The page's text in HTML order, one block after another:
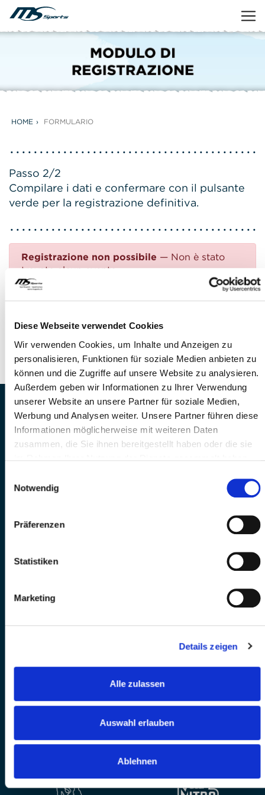
Diese Webseite verwendet Cookies
Wir verwenden Cookies, um Inhalte und Anzeigen zu
personalisieren, Funktionen für soziale Medien anbieten zu
können und die Zugriffe auf unsere Website zu analysieren.
Außerdem geben wir Informationen zu Ihrer Verwendung
unserer Website an unsere Partner für soziale Medien,
Werbung und Analysen weiter. Unsere Partner führen diese
Informationen möglicherweise mit weiteren Daten
zusammen, die Sie ihnen bereitgestellt haben oder die sie
Notwendig
Präferenzen
Statistiken
Marketing
Details zeigen
Alle zulassen
Auswahl erlauben
Ablehnen
HOME FORMULARIO
Passo 2/2
Compilare i dati e confermare con il pulsante
verde per la registrazione definitiva.
Registrazione non possibile — Non è stato
trovato alcun evento.
DOMANDE?
E-Mail: info@mssports.ch
MS Sports AG • Sonnenrain 3b • CH-6221
Rickenbach
Telefon: +41 41 260 33 67 • E-